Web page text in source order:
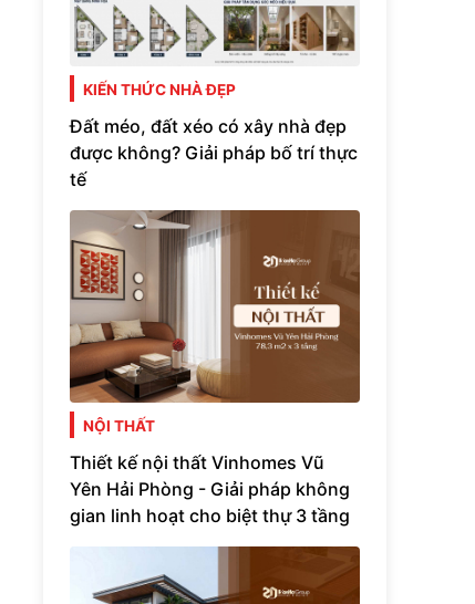
KIẾN THỨC NHÀ ĐẸP
Đất méo, đất xéo có xây nhà đẹp
được không? Giải pháp bố trí thực
tế
NỘI THẤT
Thiết kế nội thất Vinhomes Vũ
Yên Hải Phòng - Giải pháp không
gian linh hoạt cho biệt thự 3 tầng